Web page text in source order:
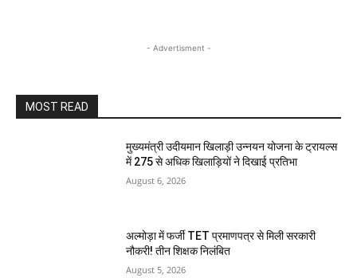
- Advertisment -
MOST READ
मुख्यमंत्री उदीयमान खिलाड़ी उन्नयन योजना के ट्रायल्स
में 275 से अधिक खिलाड़ियों ने दिखाई प्रतिभा
August 6, 2026
अल्मोड़ा में फर्जी TET प्रमाणपत्र से मिली सरकारी
नौकरी! तीन शिक्षक निलंबित
August 5, 2026